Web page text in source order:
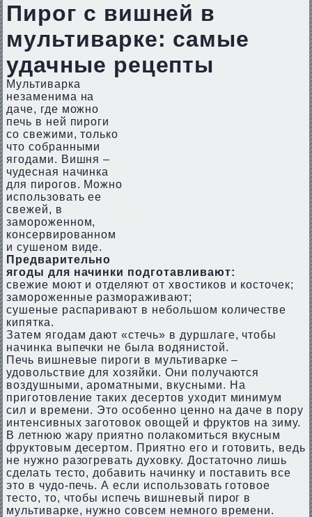
Пирог с вишней в
мультиварке: самые
удачные рецепты
Мультиварка
незаменима на
даче, где можно
печь в ней пироги
со свежими, только
что собранными
ягодами. Вишня –
чудесная начинка
для пирогов. Можно
использовать ее
свежей, в
замороженном,
консервированном
и сушеном виде.
Предварительно
ягоды для начинки подготавливают:
свежие моют и отделяют от хвостиков и косточек;
замороженные размораживают;
сушеные распаривают в небольшом количестве
кипятка.
Затем ягодам дают «стечь» в дуршлаге, чтобы
начинка выпечки не была водянистой.
Печь вишневые пироги в мультиварке –
удовольствие для хозяйки. Они получаются
воздушными, ароматными, вкусными. На
приготовление таких десертов уходит минимум
сил и времени. Это особенно ценно на даче в пору
интенсивных заготовок овощей и фруктов на зиму.
В летнюю жару приятно полакомиться вкусным
фруктовым десертом. Приятно его и готовить, ведь
не нужно разогревать духовку. Достаточно лишь
сделать тесто, добавить начинку и поставить все
это в чудо-печь. А если использовать готовое
тесто, то, чтобы испечь вишневый пирог в
мультиварке, нужно совсем немного времени.